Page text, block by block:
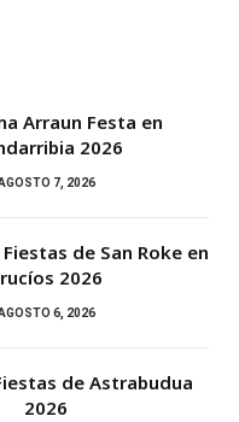
Arraun Festa en
2026
7, 2026
de San Roke en
2026
6, 2026
de Astrabudua
2026